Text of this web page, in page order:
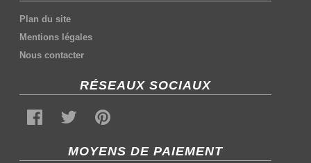
Plan du site
Mentions légales
Nous contacter
RÉSEAUX SOCIAUX
MOYENS DE PAIEMENT